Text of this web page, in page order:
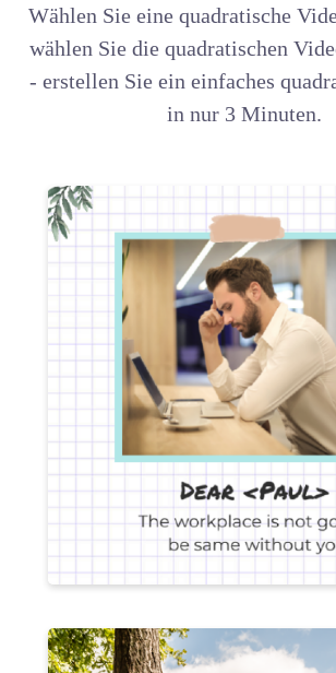
Wählen Sie eine quadratische
wählen Sie die quadratischen
- erstellen Sie ein einfaches
in nur 3 Minuten.